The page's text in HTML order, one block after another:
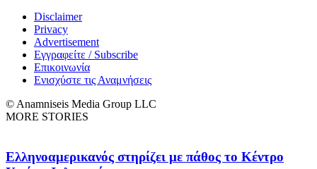
Disclaimer
Privacy
Advertisement
Εγγραφείτε / Subscribe
Επικοινωνία
Ενισχύστε τις Αναμνήσεις
© Anamniseis Media Group LLC
MORE STORIES
Ελληνοαμερικανός στηρίζει με πάθος το Κέντρο